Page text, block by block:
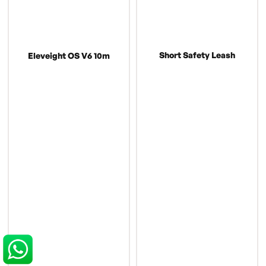
Eleveight OS V6 10m Short Safety Leash